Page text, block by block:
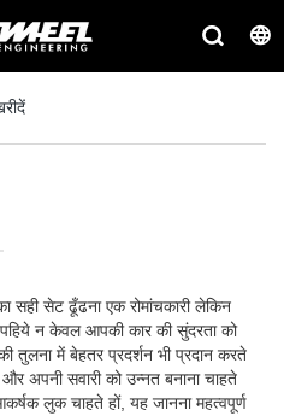
सही सेट ढूँढना एक रोमांचकारी लेकिन
न केवल आपकी कार की सुंदरता को
तुलना में बेहतर प्रदर्शन भी प्रदान करते
अपनी सवारी को उन्नत बनाना चाहते
लुक चाहते हों, यह जानना महत्वपूर्ण